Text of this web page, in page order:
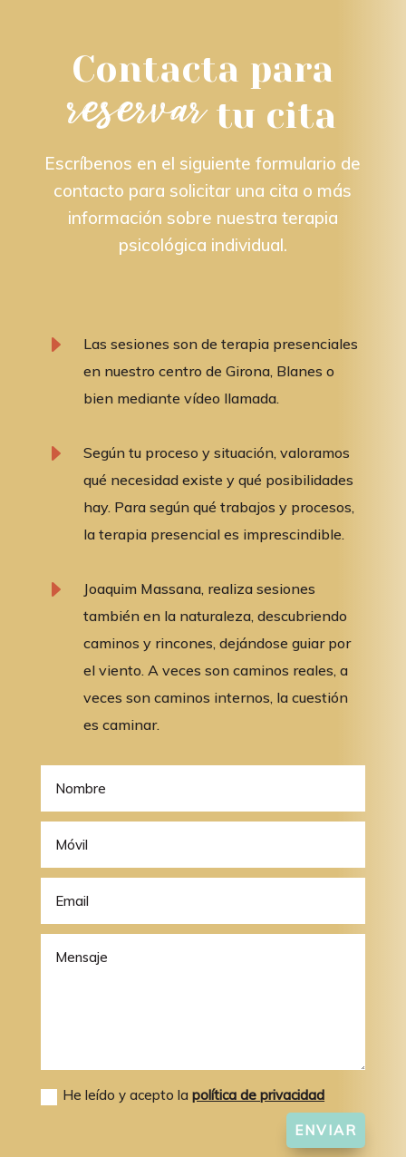
Contacta para
reservar tu cita
Escríbenos en el siguiente formulario de
contacto para solicitar una cita o más
información sobre nuestra terapia
psicológica individual.
E
Las sesiones son de terapia presenciales
en nuestro centro de Girona, Blanes o
bien mediante vídeo llamada.
E
Según tu proceso y situación, valoramos
qué necesidad existe y qué posibilidades
hay. Para según qué trabajos y procesos,
la terapia presencial es imprescindible.
E
Joaquim Massana, realiza sesiones
también en la naturaleza, descubriendo
caminos y rincones, dejándose guiar por
el viento. A veces son caminos reales, a
veces son caminos internos, la cuestión
es caminar.
He leído y acepto lapolítica de privacidad
ENVIAR